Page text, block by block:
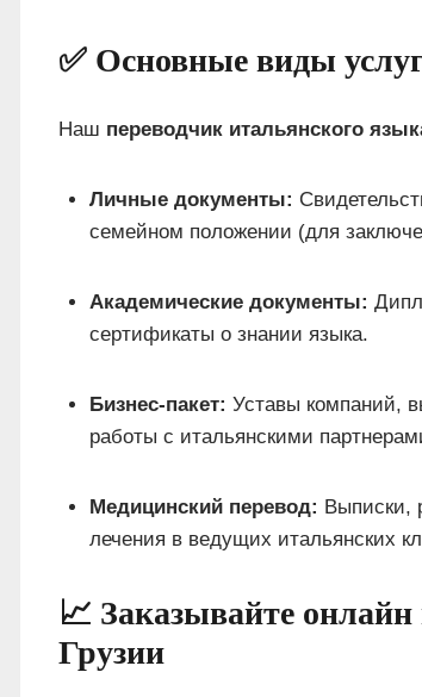
✅ Основные виды
Наш переводчик итальянского
Личные документы:
семейном положении (для
Академические документы:
сертификаты о знании языка.
Бизнес-пакет: Уставы компаний,
работы с итальянскими
Медицинский перевод: Выписки,
лечения в ведущих итальянских
📈 Заказывайте
Грузии